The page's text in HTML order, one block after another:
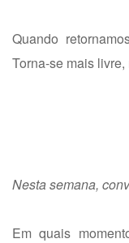
Quando
Torna-se mais
Nesta semana,
Em quais